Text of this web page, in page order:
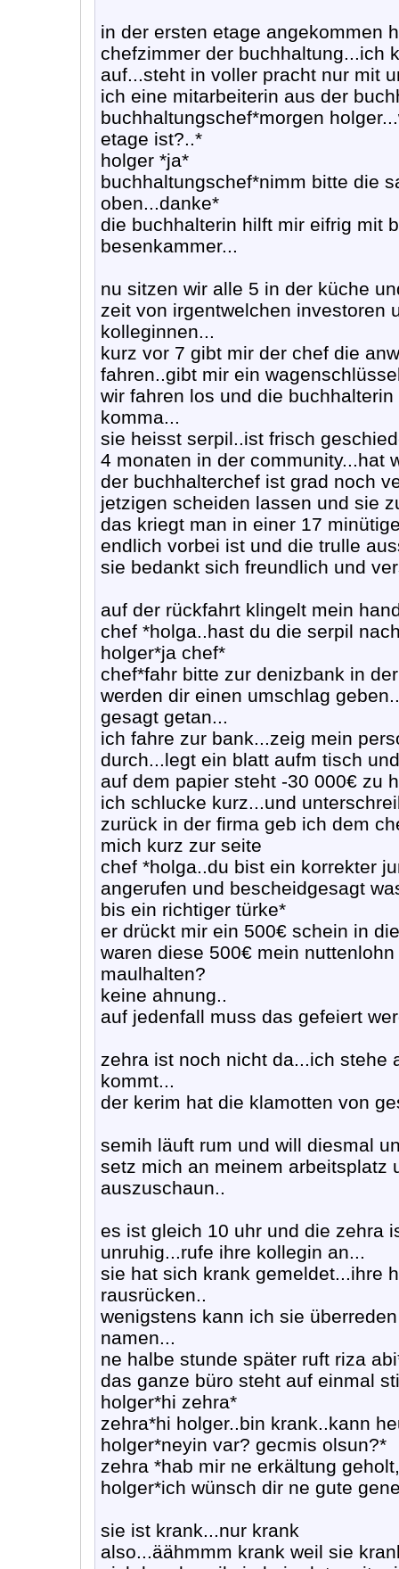
in der ersten etage angekommen
chefzimmer der buchhaltung...ich
auf...steht in voller pracht nur mit
ich eine mitarbeiterin aus der
buchhaltungschef*morgen
etage ist?..*
holger *ja*
buchhaltungschef*nimm bitte die
oben...danke*
die buchhalterin hilft mir eifrig mit
besenkammer...
nu sitzen wir alle 5 in der küche
zeit von irgentwelchen investoren
kolleginnen...
kurz vor 7 gibt mir der chef die
fahren..gibt mir ein
wir fahren los und die
komma...
sie heisst serpil..ist frisch
4 monaten in der community...hat
der buchhalterchef ist grad noch
jetzigen scheiden lassen und sie
das kriegt man in einer 17
endlich vorbei ist und die trulle
sie bedankt sich freundlich und
auf der rückfahrt klingelt mein
chef *holga..hast du die serpil
holger*ja chef*
chef*fahr bitte zur denizbank in
werden dir einen umschlag
gesagt getan...
ich fahre zur bank...zeig mein
durch...legt ein blatt aufm tisch
auf dem papier steht -30 000€ zu
ich schlucke kurz...und
zurück in der firma geb ich dem
mich kurz zur seite
chef *holga..du bist ein korrekter
angerufen und bescheidgesagt
bis ein richtiger türke*
er drückt mir ein 500€ schein in
waren diese 500€ mein
maulhalten?
keine ahnung..
auf jedenfall muss das gefeiert
zehra ist noch nicht da...ich stehe
kommt...
der kerim hat die klamotten von
semih läuft rum und will diesmal
setz mich an meinem arbeitsplatz
auszuschaun..
es ist gleich 10 uhr und die zehra
unruhig...rufe ihre kollegin an...
sie hat sich krank gemeldet...ihre
rausrücken..
wenigstens kann ich sie
namen...
ne halbe stunde später ruft riza
das ganze büro steht auf einmal
holger*hi zehra*
zehra*hi holger..bin krank..kann
holger*neyin var? gecmis olsun?*
zehra *hab mir ne erkältung
holger*ich wünsch dir ne gute
sie ist krank...nur krank
also...äähmmm krank weil sie